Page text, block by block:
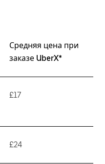
Средняя цена при
заказе UberX*
£17
£24